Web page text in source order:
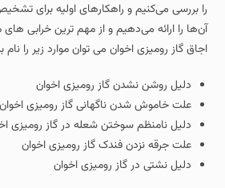
را بررسی می‌کنیم و راهکارهای اولیه برای
آن‌ها را ارائه می‌دهیم و از مهم ترین خرابی
اجاق گاز رومیزی اخوان می توان موارد زیر را نام
دلیل روشن نشدن گاز رومیزی اخوان
علت خاموش شدن ناگهانی گاز رومیزی اخوان
دلیل نامنظم سوختن شعله در گاز رومیزی
علت جرقه نزدن فندک گاز رومیزی اخوان
دلیل نشتی در گاز رومیزی اخوان